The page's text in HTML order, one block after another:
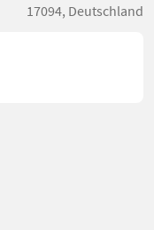
17094, Deutschland